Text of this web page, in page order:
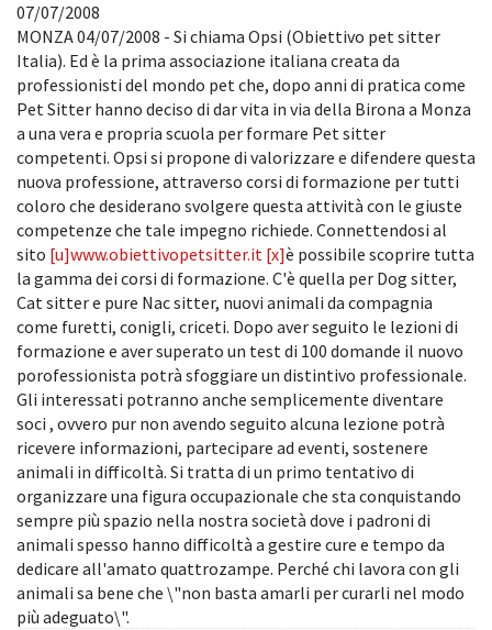
07/07/2008
MONZA 04/07/2008 - Si chiama Opsi (Obiettivo pet sitter
Italia). Ed è la prima associazione italiana creata da
professionisti del mondo pet che, dopo anni di pratica come
Pet Sitter hanno deciso di dar vita in via della Birona a Monza
a una vera e propria scuola per formare Pet sitter
competenti. Opsi si propone di valorizzare e difendere questa
nuova professione, attraverso corsi di formazione per tutti
coloro che desiderano svolgere questa attività con le giuste
competenze che tale impegno richiede. Connettendosi al
sito [u]www.obiettivopetsitter.it [x]è possibile scoprire tutta
la gamma dei corsi di formazione. C'è quella per Dog sitter,
Cat sitter e pure Nac sitter, nuovi animali da compagnia
come furetti, conigli, criceti. Dopo aver seguito le lezioni di
formazione e aver superato un test di 100 domande il nuovo
porofessionista potrà sfoggiare un distintivo professionale.
Gli interessati potranno anche semplicemente diventare
soci , ovvero pur non avendo seguito alcuna lezione potrà
ricevere informazioni, partecipare ad eventi, sostenere
animali in difficoltà. Si tratta di un primo tentativo di
organizzare una figura occupazionale che sta conquistando
sempre più spazio nella nostra società dove i padroni di
animali spesso hanno difficoltà a gestire cure e tempo da
dedicare all'amato quattrozampe. Perché chi lavora con gli
animali sa bene che \"non basta amarli per curarli nel modo
più adeguato\".